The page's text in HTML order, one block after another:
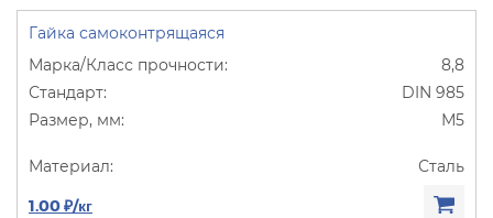
Гайка самоконтрящаяся
8,8
DIN 985
М5
Сталь
1.00 ₽/кг